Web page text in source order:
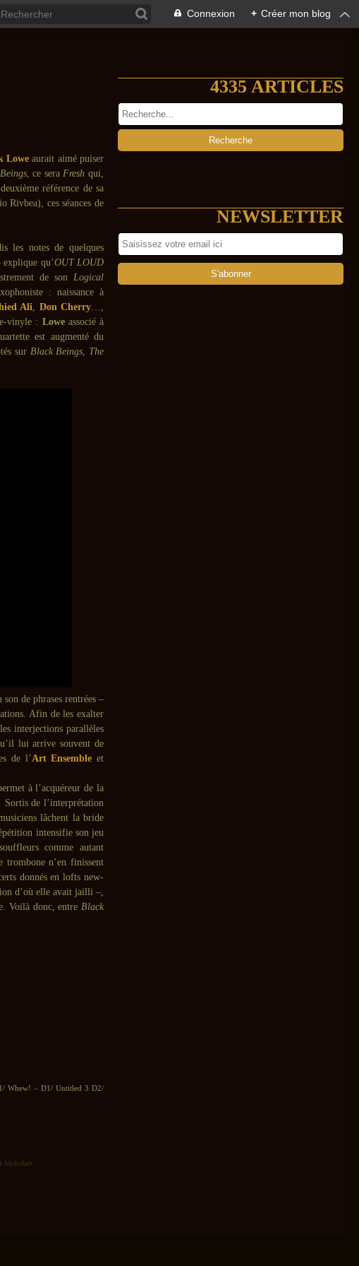
Connexion + Créer mon blog
Loweaurait aimé puiser
, ce seraFresh qui,
référence de sa
Rivbea), ces séances de
les notes de quelques
explique qu’OUT LOUD
de son Logical
: naissance à
Ali, Don Cherry…,
vinyle : Loweassocié à
est augmenté du
sur Black Beings, The
de phrases rentrées –
Afin de les exalter
interjections parallèles
lui arrive souvent de
de l’Art Ensemble et
à l’acquéreur de la
Sortis de l’interprétation
lâchent la bride
intensifie son jeu
comme autant
trombone n’en finissent
donnés en lofts new-
d’où elle avait jailli –,
Voilà donc, entre Black
Whew! – D1/ Untitled 3 D2/
Abdullah
4335 ARTICLES
NEWSLETTER